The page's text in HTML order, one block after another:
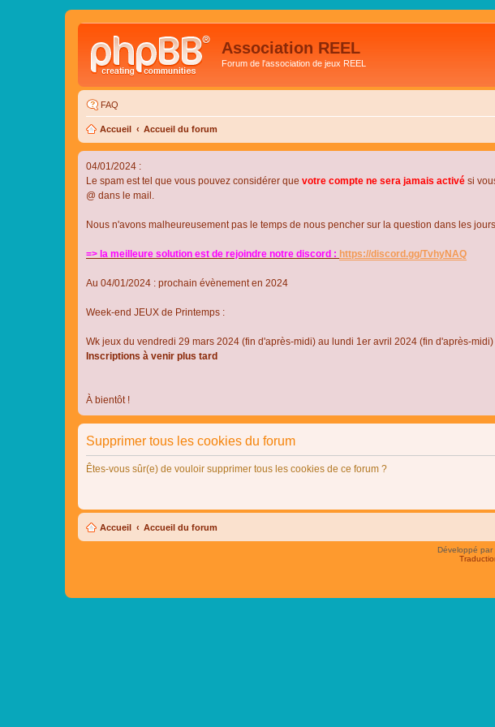
Association REEL
Forum de l'association de jeux REEL
FAQ
Accueil Accueil du forum
04/01/2024 :
Le spam est tel que vous pouvez considérer que votre compte ne sera jamais activé si
@ dans le mail.
Nous n'avons malheureusement pas le temps de nous pencher sur la question dans les
=> la meilleure solution est de rejoindre notre discord : https://discord.gg/TvhyNAQ
Au 04/01/2024 : prochain évènement en 2024
Week-end JEUX de Printemps :
Wk jeux du vendredi 29 mars 2024 (fin d'après-midi) au lundi 1er avril 2024 (fin d'après-
Inscriptions à venir plus tard
À bientôt !
Supprimer tous les cookies du forum
Êtes-vous sûr(e) de vouloir supprimer tous les cookies de ce forum ?
Accueil Accueil du forum
Développé par